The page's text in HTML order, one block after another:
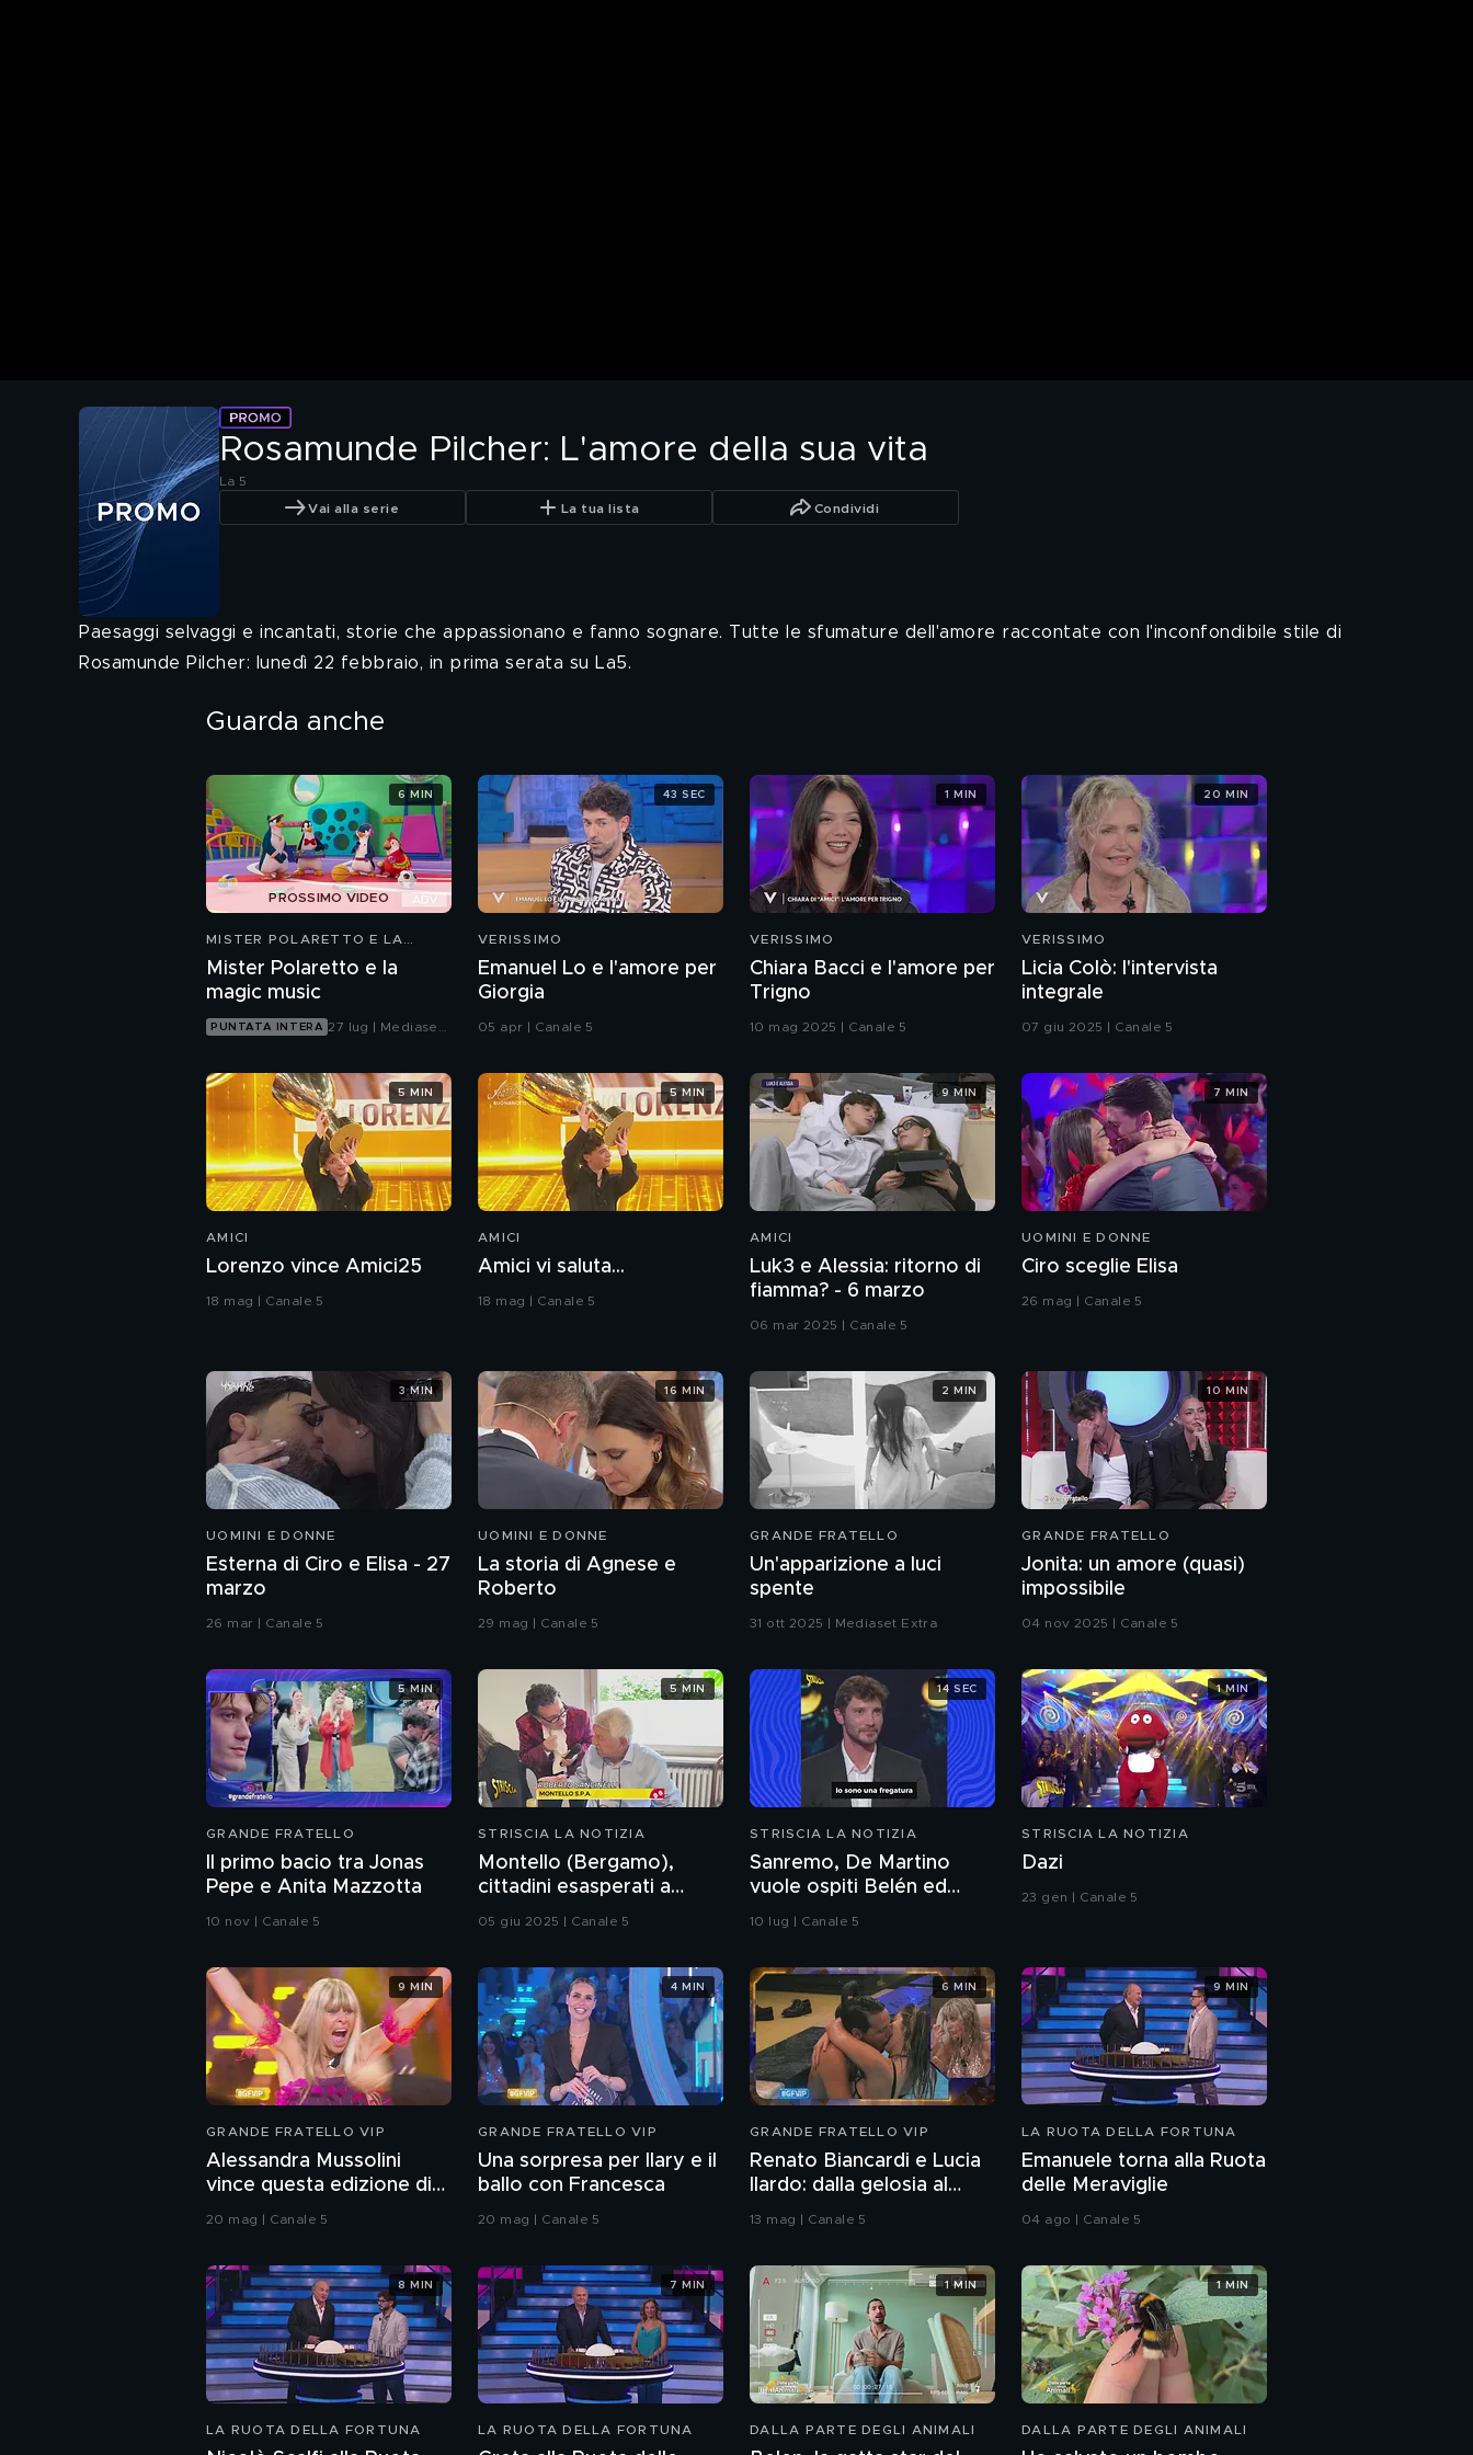
Rosamunde Pilcher: L'amore della sua vita
La 5
Vai alla serie La tua lista Condividi
Paesaggi selvaggi e incantati, storie che appassionano e fanno sognare. Tutte le sfumature dell'amore raccontate con l'inconfondibile stile di
Rosamunde Pilcher: lunedì 22 febbraio, in prima serata su La5.
Guarda anche
PROSSIMO VIDEO
MISTER POLARETTO E LA
Mister Polaretto e la
magic music
PUNTATA INTERA 27 lug | Mediaset
6 MIN
VERISSIMO
Emanuel Lo e l'amore per
Giorgia
05 apr | Canale 5
43 SEC
VERISSIMO
Chiara Bacci e l'amore per
Trigno
10 mag 2025 | Canale 5
1 MIN
VERISSIMO
Licia Colò: l'intervista
integrale
07 giu 2025 | Canale 5
20 MIN
AMICI
Lorenzo vince Amici25
18 mag | Canale 5
5 MIN
AMICI
Amici vi saluta...
18 mag | Canale 5
5 MIN
AMICI
Luk3 e Alessia: ritorno di
fiamma? - 6 marzo
06 mar 2025 | Canale 5
9 MIN
UOMINI E DONNE
Ciro sceglie Elisa
26 mag | Canale 5
7 MIN
UOMINI E DONNE
Esterna di Ciro e Elisa - 27
marzo
26 mar | Canale 5
3 MIN
UOMINI E DONNE
La storia di Agnese e
Roberto
29 mag | Canale 5
16 MIN
GRANDE FRATELLO
Un'apparizione a luci
spente
31 ott 2025 | Mediaset Extra
2 MIN
GRANDE FRATELLO
Jonita: un amore (quasi)
impossibile
04 nov 2025 | Canale 5
10 MIN
GRANDE FRATELLO
Il primo bacio tra Jonas
Pepe e Anita Mazzotta
10 nov | Canale 5
5 MIN
STRISCIA LA NOTIZIA
Montello (Bergamo),
cittadini esasperati a
causa di odori
05 giu 2025 | Canale 5
5 MIN
STRISCIA LA NOTIZIA
Sanremo, De Martino
vuole ospiti Belén ed
Emma: il curioso triangolo
10 lug | Canale 5
14 SEC
STRISCIA LA NOTIZIA
Dazi
23 gen | Canale 5
1 MIN
GRANDE FRATELLO VIP
Alessandra Mussolini
vince questa edizione di
Grande Fratello VIP
20 mag | Canale 5
9 MIN
GRANDE FRATELLO VIP
Una sorpresa per Ilary e il
ballo con Francesca
20 mag | Canale 5
4 MIN
GRANDE FRATELLO VIP
Renato Biancardi e Lucia
Ilardo: dalla gelosia al
13 mag | Canale 5
6 MIN
LA RUOTA DELLA FORTUNA
Emanuele torna alla Ruota
delle Meraviglie
04 ago | Canale 5
9 MIN
LA RUOTA DELLA FORTUNA
8 MIN
LA RUOTA DELLA FORTUNA
7 MIN
DALLA PARTE DEGLI ANIMALI
1 MIN
DALLA PARTE DEGLI ANIMALI
1 MIN